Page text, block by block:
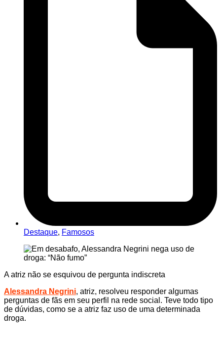
Destaque, Famosos
A atriz não se esquivou de pergunta indiscreta
Alessandra Negrini, atriz, resolveu responder algumas
perguntas de fãs em seu perfil na rede social. Teve todo tipo
de dúvidas, como se a atriz faz uso de uma determinada
droga.